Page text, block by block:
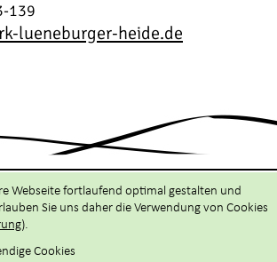
139
lueneburger-heide.de
anzeigen
Webseite fortlaufend optimal gestalten und
Sie uns daher die Verwendung von Cookies
).
Cookies